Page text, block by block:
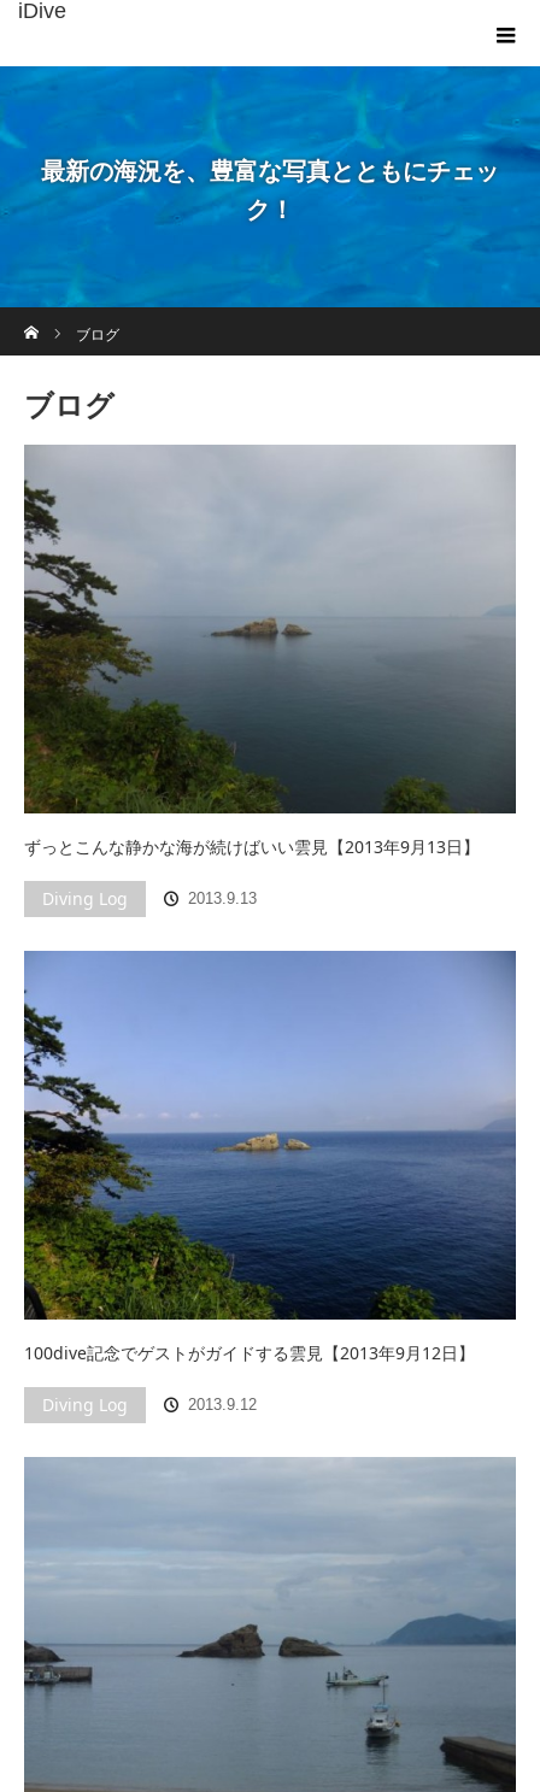
iDive
最新の海況を、豊富な写真とともにチェッ
ク！
ブログ
ブログ
ずっとこんな静かな海が続けばいい雲見【2013年9月13日】
Diving Log 2013.9.13
100dive記念でゲストがガイドする雲見【2013年9月12日】
Diving Log 2013.9.12